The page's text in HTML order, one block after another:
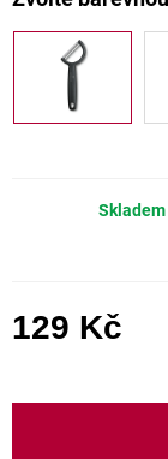
Skladem
129 Kč